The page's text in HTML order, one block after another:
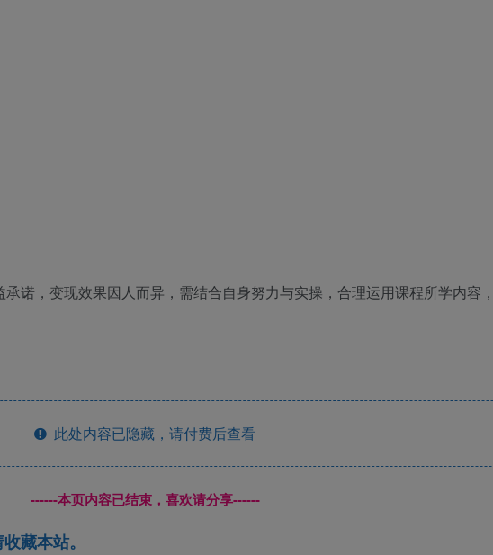
诺，变现效果因人而异，需结合自身努力与实操，合理运用课程所学内容
此处内容已隐藏，请付费后查看
------本页内容已结束，喜欢请分享------
藏本站。